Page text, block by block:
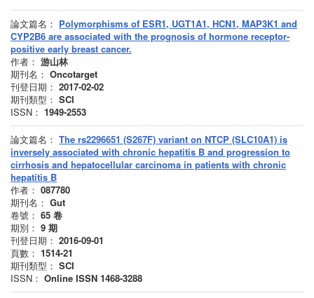
論文篇名： Polymorphisms of ESR1, UGT1A1, HCN1, MAP3K1 and
CYP2B6 are associated with the prognosis of hormone receptor-
positive early breast cancer.
作者： 游山林
期刊名： Oncotarget
刊登日期： 2017-02-02
期刊類型： SCI
ISSN： 1949-2553
論文篇名： The rs2296651 (S267F) variant on NTCP (SLC10A1) is
inversely associated with chronic hepatitis B and progression to
cirrhosis and hepatocellular carcinoma in patients with chronic
hepatitis B
作者： 087780
期刊名： Gut
卷號： 65 卷
期別： 9 期
刊登日期： 2016-09-01
頁數： 1514-21
期刊類型： SCI
ISSN： Online ISSN 1468-3288